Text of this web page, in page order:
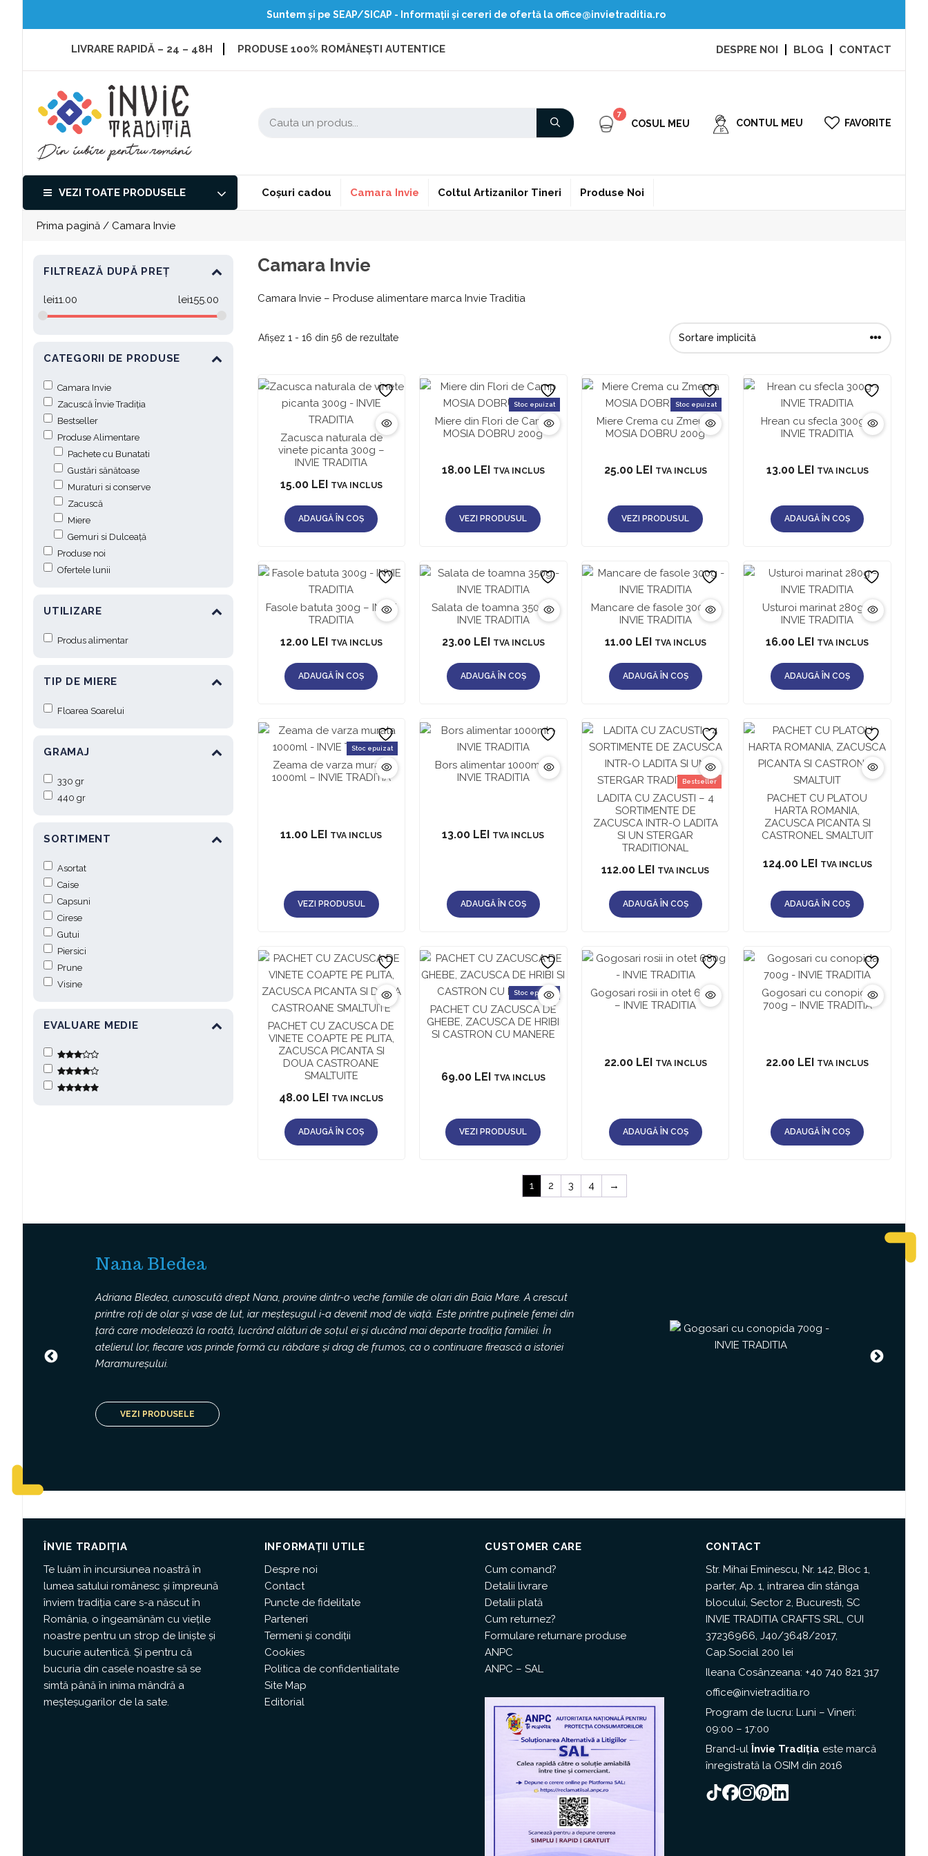
Suntem și pe SEAP/SICAP - Informații și cereri de ofertă la office@invietraditia.ro
conținut
LIVRARE RAPIDĂ – 24 – 48H PRODUSE 100% ROMÂNEȘTI AUTENTICE DESPRE NOI BLOG CONTACT
7
CONTUL MEU FAVORITE
Caută
VEZI TOATE PRODUSELE Coșuri cadou Camara Invie Coltul Artizanilor Tineri Produse Noi
Prima pagină / Camara Invie
Camara Invie
Camara Invie – Produse alimentare marca Invie Traditia
Afișez 1 - 16 din 56 de rezultate
Zacusca naturala de
vinete picanta 300g –
INVIE TRADITIA
15.00 LEI TVA INCLUS
ADAUGĂ ÎN COȘ
Stoc epuizat
Miere din Flori de Camp
MOSIA DOBRU 200g
18.00 LEI TVA INCLUS
VEZI PRODUSUL
Stoc epuizat
Miere Crema cu Zmeura
MOSIA DOBRU 200g
25.00 LEI TVA INCLUS
VEZI PRODUSUL
Hrean cu sfecla 300g –
INVIE TRADITIA
13.00 LEI TVA INCLUS
ADAUGĂ ÎN COȘ
Fasole batuta 300g – INVIE
TRADITIA
12.00 LEI TVA INCLUS
ADAUGĂ ÎN COȘ
Salata de toamna 350g –
INVIE TRADITIA
23.00 LEI TVA INCLUS
ADAUGĂ ÎN COȘ
Mancare de fasole 300g –
INVIE TRADITIA
11.00 LEI TVA INCLUS
ADAUGĂ ÎN COȘ
Usturoi marinat 280g –
INVIE TRADITIA
16.00 LEI TVA INCLUS
ADAUGĂ ÎN COȘ
Stoc epuizat
Zeama de varza murata
1000ml – INVIE TRADITIA
11.00 LEI TVA INCLUS
VEZI PRODUSUL
Bors alimentar 1000ml –
INVIE TRADITIA
13.00 LEI TVA INCLUS
ADAUGĂ ÎN COȘ
Bestseller
LADITA CU ZACUSTI – 4
SORTIMENTE DE
ZACUSCA INTR-O LADITA
SI UN STERGAR
TRADITIONAL
112.00 LEI TVA INCLUS
ADAUGĂ ÎN COȘ
PACHET CU PLATOU
HARTA ROMANIA,
ZACUSCA PICANTA SI
CASTRONEL SMALTUIT
124.00 LEI TVA INCLUS
ADAUGĂ ÎN COȘ
PACHET CU ZACUSCA DE
VINETE COAPTE PE PLITA,
ZACUSCA PICANTA SI
DOUA CASTROANE
SMALTUITE
48.00 LEI TVA INCLUS
ADAUGĂ ÎN COȘ
Stoc epuizat
PACHET CU ZACUSCA DE
GHEBE, ZACUSCA DE HRIBI
SI CASTRON CU MANERE
69.00 LEI TVA INCLUS
VEZI PRODUSUL
Gogosari rosii in otet 680g
– INVIE TRADITIA
22.00 LEI TVA INCLUS
ADAUGĂ ÎN COȘ
Gogosari cu conopida
700g – INVIE TRADITIA
22.00 LEI TVA INCLUS
ADAUGĂ ÎN COȘ
1 2 3 4 →
FILTREAZĂ DUPĂ PREȚ
lei11.00 lei155.00
CATEGORII DE PRODUSE
Camara Invie
Zacuscă Învie Tradiția
Bestseller
Produse Alimentare
Pachete cu Bunatati
Gustări sănătoase
Muraturi si conserve
Zacuscă
Miere
Gemuri si Dulceață
Produse noi
Ofertele lunii
UTILIZARE
Produs alimentar
TIP DE MIERE
Floarea Soarelui
GRAMAJ
330 gr
440 gr
SORTIMENT
Asortat
Caise
Capsuni
Cirese
Gutui
Piersici
Prune
Visine
EVALUARE MEDIE
Previous
Nana Bledea
Adriana Bledea, cunoscută drept Nana, provine dintr-o veche familie de olari din Baia Mare. A crescut
printre roți de olar și vase de lut, iar meșteșugul i-a devenit mod de viață. Este printre puținele femei din
țară care modelează la roată, lucrând alături de soțul ei și ducând mai departe tradiția familiei. În
atelierul lor, fiecare vas prinde formă cu răbdare și drag de frumos, ca o continuare firească a istoriei
Maramureșului.
VEZI PRODUSELE
ÎNVIE TRADIȚIA
Te luăm în incursiunea noastră în
lumea satului românesc și împreună
înviem tradiția care s-a născut în
România, o îngeamănăm cu viețile
noastre pentru un strop de liniște și
bucurie autentică. Și pentru că
bucuria din casele noastre să se
simtă până în inima mândră a
meșteșugarilor de la sate.
INFORMAȚII UTILE
Despre noi
Contact
Puncte de fidelitate
Parteneri
Termeni și condiții
Cookies
Politica de confidentialitate
Site Map
Editorial
CUSTOMER CARE
Cum comand?
Detalii livrare
Detalii plată
Cum returnez?
Formulare returnare produse
ANPC
ANPC – SAL
CONTACT
Str. Mihai Eminescu, Nr. 142, Bloc 1,
parter, Ap. 1, intrarea din stânga
blocului, Sector 2, Bucuresti, SC
INVIE TRADITIA CRAFTS SRL, CUI
37236966, J40/3648/2017,
Cap.Social 200 lei
Ileana Cosânzeana: +40 740 821 317
office@invietraditia.ro
Program de lucru: Luni – Vineri:
09:00 – 17:00
Brand-ul Învie Tradiția este marcă
înregistrată la OSIM din 2016